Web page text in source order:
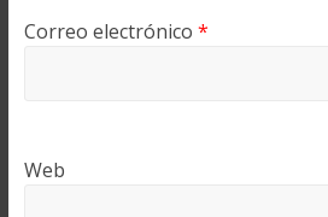
Correo electrónico *
Web